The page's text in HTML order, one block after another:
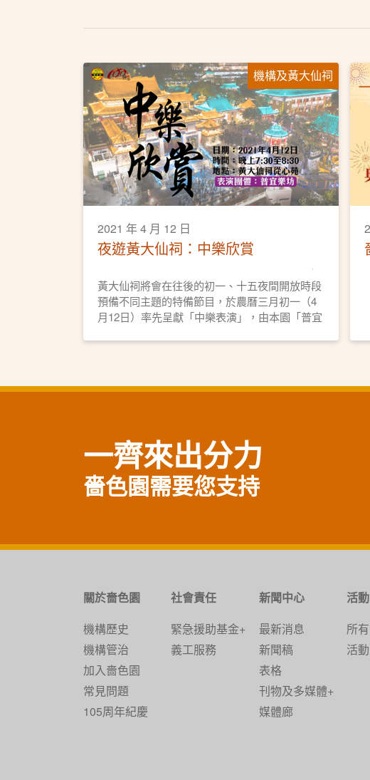
機構及黃大仙祠
2021 年 4 月 12 日
夜遊黃大仙祠：中樂欣賞
黃大仙祠將會在往後的初一、十五夜間開放時段
預備不同主題的特備節目，於農曆三月初一（4
月12日）率先呈獻「中樂表演」，由本園「普宜
一齊來出分力
嗇色園需要您支持
關於嗇色園
機構歷史
機構管治
加入嗇色園
常見問題
105周年紀慶
社會責任
緊急援助基金+
義工服務
新聞中心
最新消息
新聞稿
表格
刊物及多媒體+
媒體廊
活
所
活